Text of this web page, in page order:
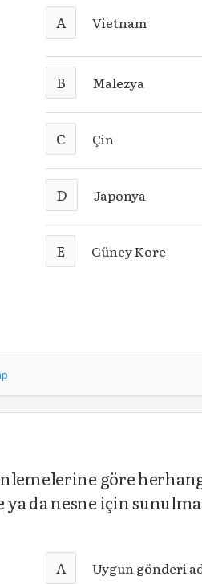
A Vietnam
B Malezya
C Çin
D Japonya
E Güney Kore
göre
da nesne için
A Uygun gönderi